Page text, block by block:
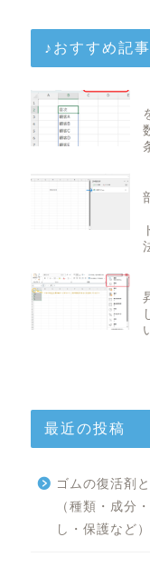
♪おすすめ記
最近の投稿
ゴムの復活剤
（種類・成分
し・保護など）